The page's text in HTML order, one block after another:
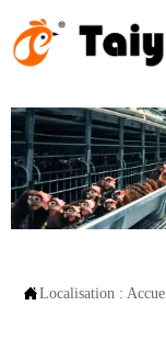
Localisation :